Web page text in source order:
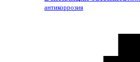
антикоррозия